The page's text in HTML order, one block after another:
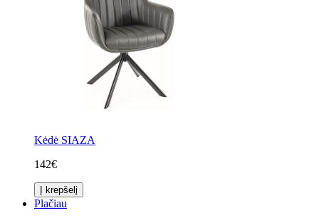
Kėdė SIAZA
142€
Į krepšelį
Plačiau